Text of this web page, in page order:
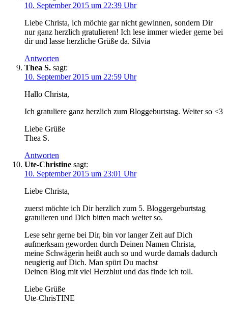
10. September 2015 um 22:39 Uhr
Liebe Christa, ich möchte gar nicht gewinnen, sondern Dir
nur ganz herzlich gratulieren! Ich lese immer wieder gerne bei
dir und lasse herzliche Grüße da. Silvia
Antworten
Thea S. sagt:
10. September 2015 um 22:59 Uhr
Hallo Christa,
Ich gratuliere ganz herzlich zum Bloggeburtstag. Weiter so <3
Liebe Grüße
Thea S.
Antworten
Ute-Christine sagt:
10. September 2015 um 23:01 Uhr
Liebe Christa,
zuerst möchte ich Dir herzlich zum 5. Bloggergeburtstag
gratulieren und Dich bitten mach weiter so.
Lese sehr gerne bei Dir, bin vor langer Zeit auf Dich
aufmerksam geworden durch Deinen Namen Christa,
meine Schwägerin heißt auch so und wurde damals dadurch
neugierig auf Dich. Man spürt Du machst
Deinen Blog mit viel Herzblut und das finde ich toll.
Liebe Grüße
Ute-ChrisTINE